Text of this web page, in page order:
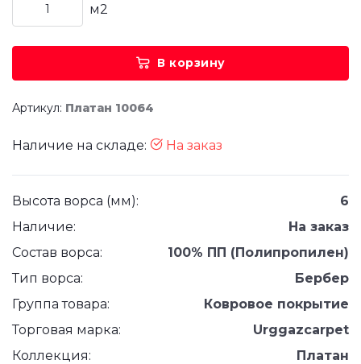
м2
В корзину
Артикул: Платан 10064
Наличие на складе: На заказ
Высота ворса (мм):
6
Наличие:
На заказ
Состав ворса:
100% ПП (Полипропилен)
Тип ворса:
Бербер
Группа товара:
Ковровое покрытие
Торговая марка:
Urggazcarpet
Коллекция:
Платан